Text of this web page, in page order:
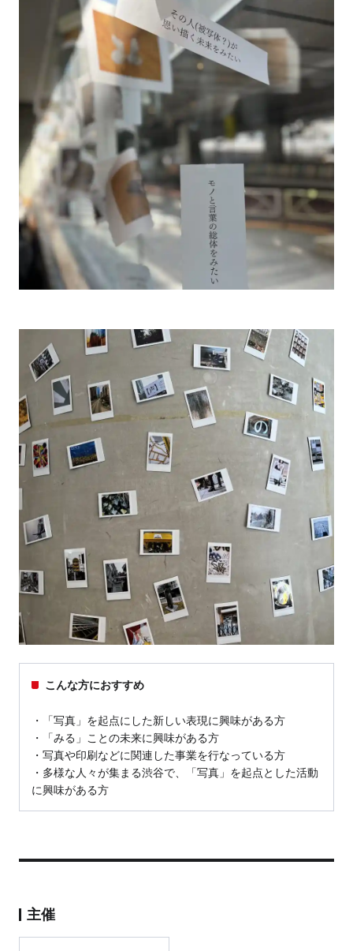
こんな方におすすめ
・「写真」を起点にした新しい表現に興味がある方
・「みる」ことの未来に興味がある方
・写真や印刷などに関連した事業を行なっている方
・多様な人々が集まる渋谷で、「写真」を起点とした活動
に興味がある方
主催